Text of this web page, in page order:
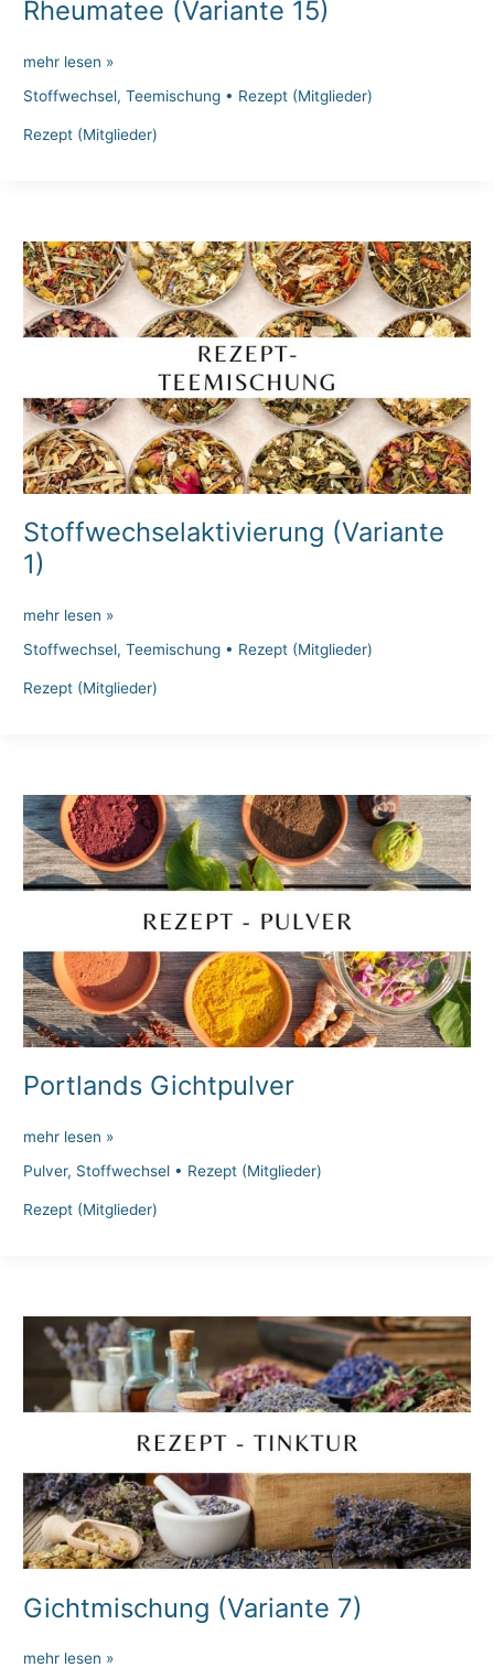
Rheumatee (Variante 15)
Rheumatee
mehr lesen »
Stoffwechsel, Teemischung• Rezept (Mitglieder)
Rezept (Mitglieder)
Stoffwechselaktivierung (Variante
1)
Stoffwechselaktivierung
mehr lesen »
Stoffwechsel, Teemischung• Rezept (Mitglieder)
Rezept (Mitglieder)
Portlands Gichtpulver
Portlands
mehr lesen »
Pulver, Stoffwechsel• Rezept (Mitglieder)
Rezept (Mitglieder)
Gichtmischung (Variante 7)
Gichtmischung
mehr lesen »